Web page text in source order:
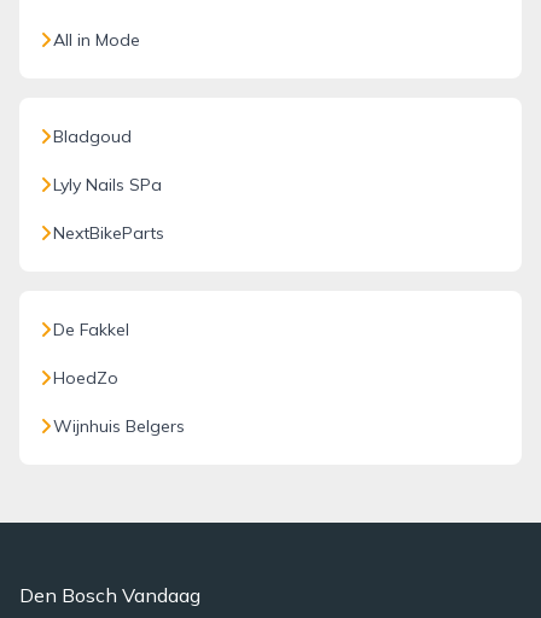
All in Mode
Bladgoud
Lyly Nails SPa
NextBikeParts
De Fakkel
HoedZo
Wijnhuis Belgers
Den Bosch Vandaag